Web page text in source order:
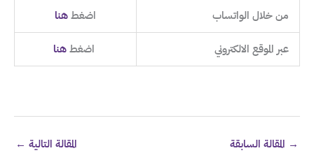
من خلال الواتساب اضغطهنا
عبر الموقع الالكتروني اضغطهنا
→ المقالة السابقة المقالة التالية ←